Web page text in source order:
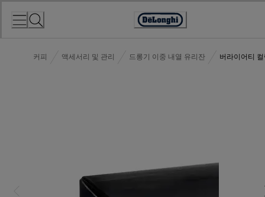
Accessibility
커피 액세서리 및 관리 드롱기 이중 내열 유리잔 버라이어티